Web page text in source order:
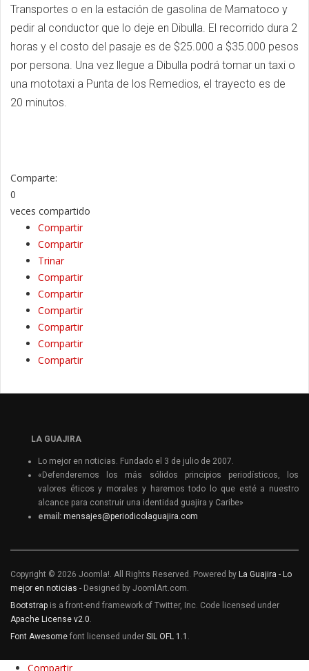
Transportes o en la estación de gasolina de Mamatoco y
pedir al conductor que lo deje en Dibulla. El recorrido dura 2
horas y el costo del pasaje es de $25.000 a $35.000 pesos
por persona. Una vez llegue a Dibulla podrá tomar un taxi o
una mototaxi a Punta de los Remedios, el trayecto es de
20 minutos.
Comparte:
0
veces compartido
Compartir
Compartir
Trinar
Compartir
Compartir
Compartir
Compartir
Compartir
Compartir
LA GUAJIRA
Lo mejor en noticias. Fundado el 3 de julio de 2007.
«Defenderemos los más sólidos principios periodísticos, los
valores éticos y morales y haremos todo lo que esté a nuestro
alcance para construir una identidad guajira y Caribe»
email: mensajes@periodicolaguajira.com
Copyright © 2026 Joomla!. All Rights Reserved. Powered by La Guajira - Lo
mejor en noticias - Designed by JoomlArt.com.
Bootstrap is a front-end framework of Twitter, Inc. Code licensed under
Apache License v2.0.
Font Awesome font licensed under SIL OFL 1.1 .
Compartir